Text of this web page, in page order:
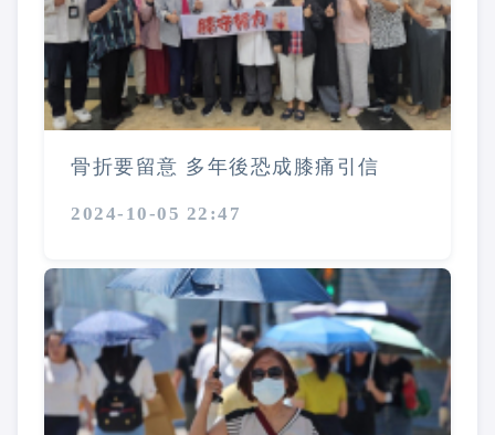
骨折要留意 多年後恐成膝痛引信
2024-10-05 22:47